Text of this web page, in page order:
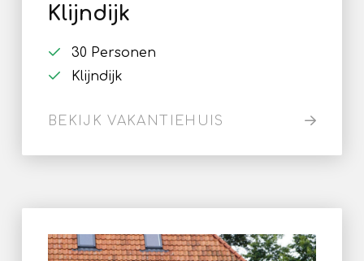
Klijndijk
30 Personen
Klijndijk
BEKIJK VAKANTIEHUIS